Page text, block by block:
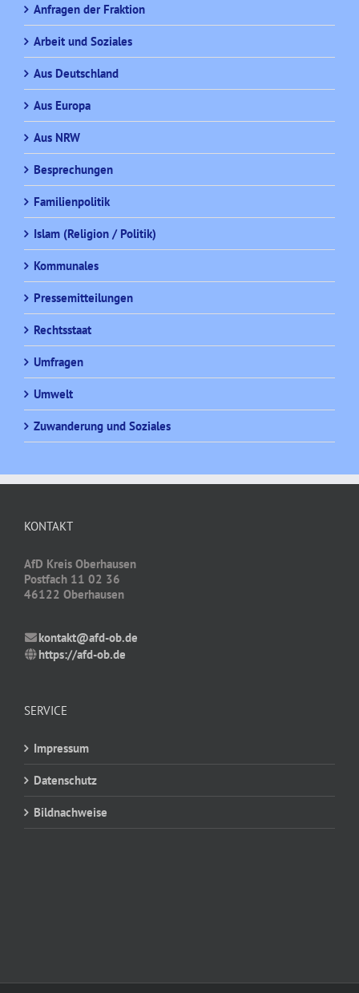
Anfragen der Fraktion
Arbeit und Soziales
Aus Deutschland
Aus Europa
Aus NRW
Besprechungen
Familienpolitik
Islam (Religion / Politik)
Kommunales
Pressemitteilungen
Rechtsstaat
Umfragen
Umwelt
Zuwanderung und Soziales
KONTAKT
AfD Kreis Oberhausen
Postfach 11 02 36
46122 Oberhausen
kontakt@afd-ob.de
https://afd-ob.de
SERVICE
Impressum
Datenschutz
Bildnachweise